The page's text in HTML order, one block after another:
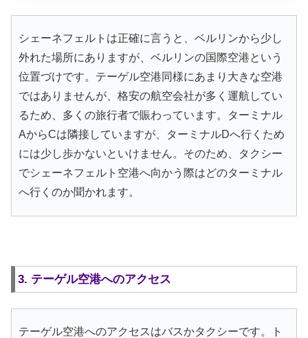
シェーネフェルトは正確に言うと、ベルリンから少し
外れた場所にありますが、ベルリンの国際空港という
位置づけです。テーゲル空港同様にあまり大きな空港
ではありませんが、格安の航空会社が多く運航してい
るため、多くの旅行者で賑わっています。ターミナル
AからCは隣接していますが、ターミナルDへ行くため
には少し歩かないといけません。そのため、タクシー
でシェーネフェルト空港へ向かう際はどのターミナル
へ行くのか聞かれます。
3. テーゲル空港へのアクセス
テーゲル空港へのアクセスはバスかタクシーです。ト